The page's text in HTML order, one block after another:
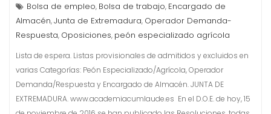
Bolsa de empleo, Bolsa de trabajo, Encargado de
Almacén,Junta de Extremadura, Operador Demanda-
Respuesta, Oposiciones, peón especializado agrícola
Lista de espera. Listas provisionales de admitidos y excluidos en
varias Categorías: Peón Especializado/Agrícola, Operador
Demanda/Respuesta y Encargado de Almacén. JUNTA DE
EXTREMADURA. www.academiacumlaude.es En el D.O.E. de hoy, 15